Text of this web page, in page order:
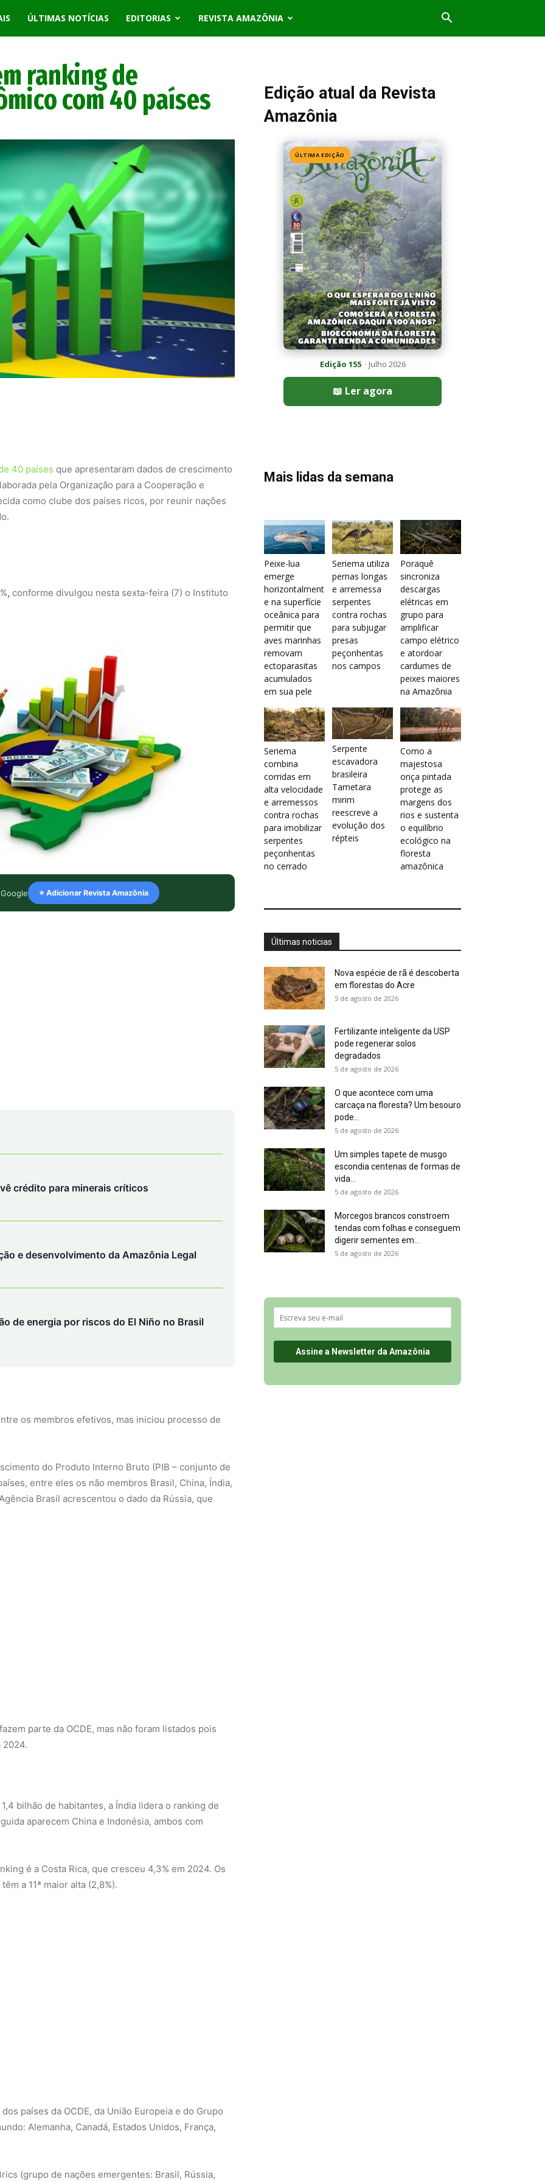
ÚLTIMAS NOTÍCIAS EDITORIAS REVISTA AMAZÔNIA
ranking de
com 40 países
40 países que apresentaram dados de crescimento
pela Organização para a Cooperação e
como clube dos países ricos, por reunir nações
, conforme divulgou nesta sexta-feira (7) o Instituto
⭐ Adicionar Revista Amazônia
crédito para minerais críticos
e desenvolvimento da Amazônia Legal
de energia por riscos do El Niño no Brasil
os membros efetivos, mas iniciou processo de
do Produto Interno Bruto (PIB – conjunto de
entre eles os não membros Brasil, China, Índia,
Brasil acrescentou o dado da Rússia, que
parte da OCDE, mas não foram listados pois
2024.
bilhão de habitantes, a Índia lidera o ranking de
aparecem China e Indonésia, ambos com
é a Costa Rica, que cresceu 4,3% em 2024. Os
a 11ª maior alta (2,8%).
países da OCDE, da União Europeia e do Grupo
Alemanha, Canadá, Estados Unidos, França,
(grupo de nações emergentes: Brasil, Rússia,
Edição atual da Revista
Amazônia
ÚLTIMA EDIÇÃO
Edição 155· Julho 2026
📖 Ler agora
Mais lidas da semana
Peixe-lua
emerge
horizontalment
e na superfície
oceânica para
permitir que
aves marinhas
removam
ectoparasitas
acumulados
em sua pele
Seriema utiliza
pernas longas
e arremessa
serpentes
contra rochas
para subjugar
presas
peçonhentas
nos campos
Poraquê
sincroniza
descargas
elétricas em
grupo para
amplificar
campo elétrico
e atordoar
cardumes de
peixes maiores
na Amazônia
Seriema
combina
corridas em
alta velocidade
e arremessos
contra rochas
para imobilizar
serpentes
peçonhentas
no cerrado
Serpente
escavadora
brasileira
Tametara
mirim
reescreve a
evolução dos
répteis
Como a
majestosa
onça pintada
protege as
margens dos
rios e sustenta
o equilíbrio
ecológico na
floresta
amazônica
Últimas noticias
Nova espécie de rã é descoberta
em florestas do Acre
5 de agosto de 2026
Fertilizante inteligente da USP
pode regenerar solos
degradados
5 de agosto de 2026
O que acontece com uma
carcaça na floresta? Um besouro
pode...
5 de agosto de 2026
Um simples tapete de musgo
escondia centenas de formas de
vida...
5 de agosto de 2026
Morcegos brancos constroem
tendas com folhas e conseguem
digerir sementes em...
5 de agosto de 2026